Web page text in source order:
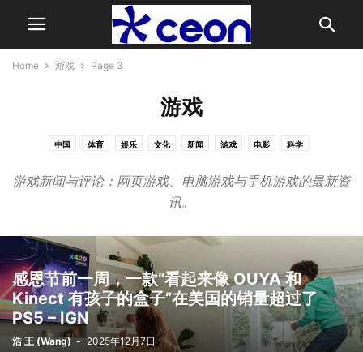
Home 游戏 Page 3
游戏
中国 体育 娱乐 文化 新闻 游戏 电影 科学
游戏新闻与评论：网页游戏、电脑游戏与手机游戏的最新资
讯。
感恩节前一周，一款“看起来像 OUYA 和
Kinect 有孩子的盒子”在美国的销量超过了
PS5 – IGN
浩 王 (Wang) - 2025年12月7日